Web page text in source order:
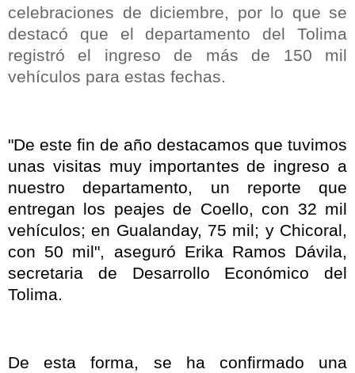
celebraciones de diciembre, por lo que se
destacó que el departamento del Tolima
registró el ingreso de más de 150 mil
vehículos para estas fechas.
"De este fin de año destacamos que tuvimos
unas visitas muy importantes de ingreso a
nuestro departamento, un reporte que
entregan los peajes de Coello, con 32 mil
vehículos; en Gualanday, 75 mil; y Chicoral,
con 50 mil", aseguró Erika Ramos Dávila,
secretaria de Desarrollo Económico del
Tolima.
De esta forma, se ha confirmado una